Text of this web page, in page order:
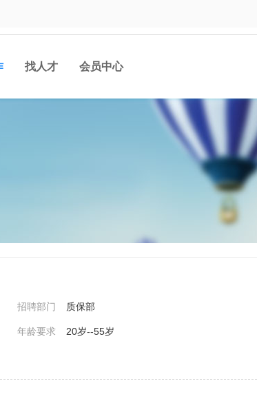
找人才 会员中心
招聘部门 质保部
年龄要求 20岁--55岁